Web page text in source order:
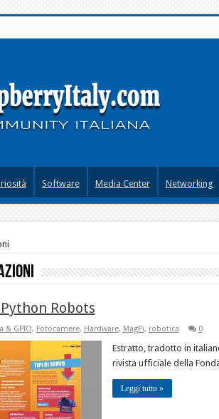
Software Media Center Networking
Robots
& GPIO, Fotocamere, Hardware, MagPi, robotica 0
Estratto, tradotto in
rivista ufficiale della
Leggi tutto »